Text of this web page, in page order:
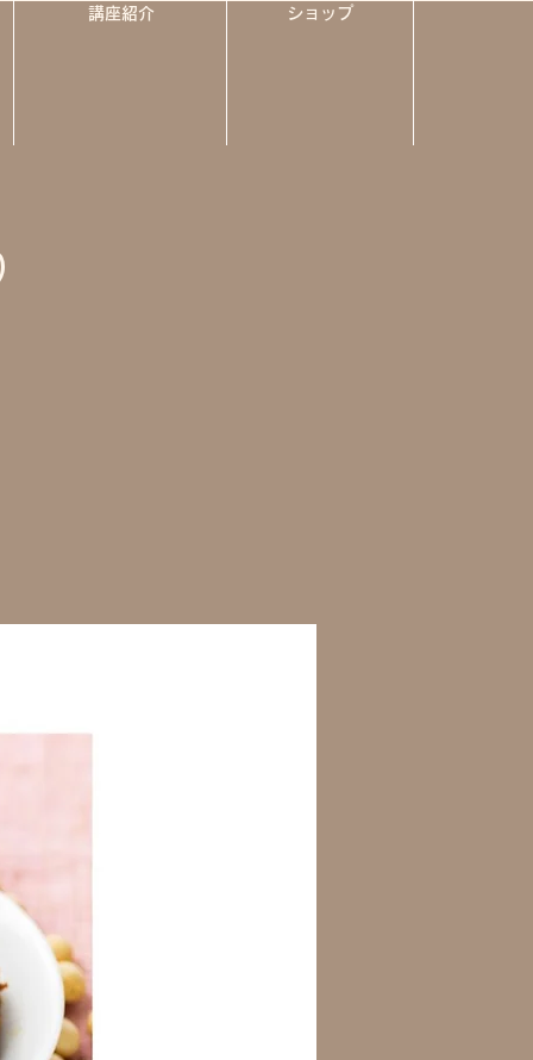
講座紹介 ショップ